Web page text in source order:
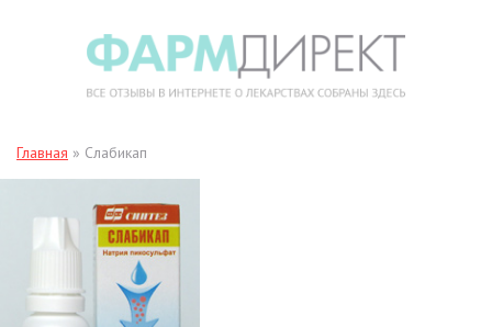
Главная » Слабикап